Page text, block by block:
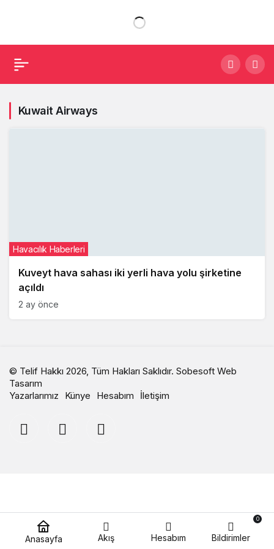
Kuwait Airways
Kuveyt hava sahası iki yerli hava yolu şirketine
açıldı
Havacılık Haberleri
2 ay önce
© Telif Hakkı 2026, Tüm Hakları Saklıdır. Sobesoft Web
Tasarım
Yazarlarımız
Künye Hesabım İletişim
Anasayfa Akış Hesabım Bildirimler
0